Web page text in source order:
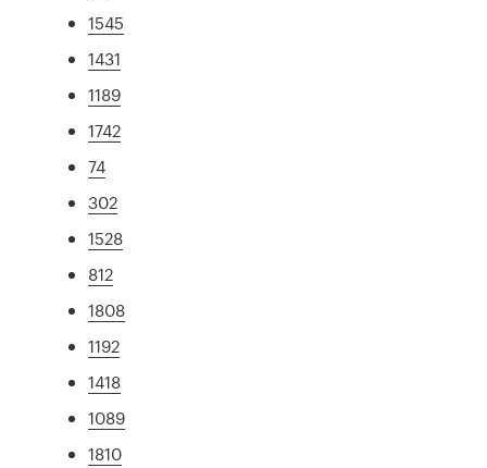
1545
1431
1189
1742
74
302
1528
812
1808
1192
1418
1089
1810